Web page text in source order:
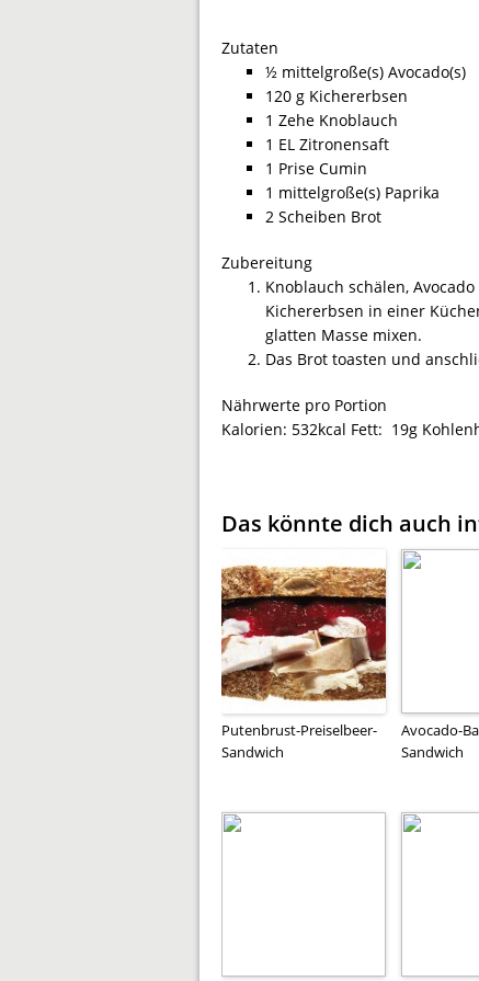
Zutaten
½ mittelgroße(s) Avocado(s)
120 g Kichererbsen
1 Zehe Knoblauch
1 EL Zitronensaft
1 Prise Cumin
1 mittelgroße(s) Paprika
2 Scheiben Brot
Zubereitung
Knoblauch schälen,
Kichererbsen in einer
glatten Masse mixen.
Das Brot toasten und
Nährwerte pro Portion
Kalorien: 532kcal Fett: 19g
Das könnte dich auch
Putenbrust-Preiselbeer-
Sandwich
Avocado-
Sandwich